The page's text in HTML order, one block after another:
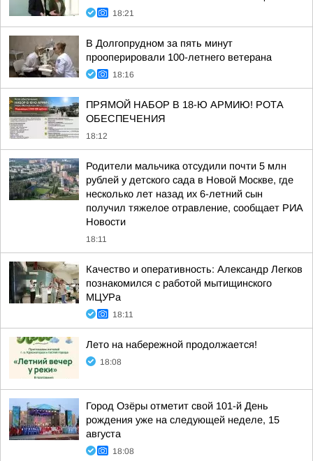
18:21
В Долгопрудном за пять минут
прооперировали 100-летнего ветерана
18:16
ПРЯМОЙ НАБОР В 18-Ю АРМИЮ! РОТА
ОБЕСПЕЧЕНИЯ
18:12
Родители мальчика отсудили почти 5 млн
рублей у детского сада в Новой Москве, где
несколько лет назад их 6-летний сын
получил тяжелое отравление, сообщает РИА
Новости
18:11
Качество и оперативность: Александр Легков
познакомился с работой мытищинского
МЦУРа
18:11
Лето на набережной продолжается!
18:08
Город Озёры отметит свой 101-й День
рождения уже на следующей неделе, 15
августа
18:08